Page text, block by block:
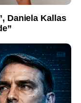
Daniela Kallas